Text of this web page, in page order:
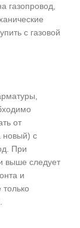
газопровод,
с газовой
от
новый) с
При
выше следует
и